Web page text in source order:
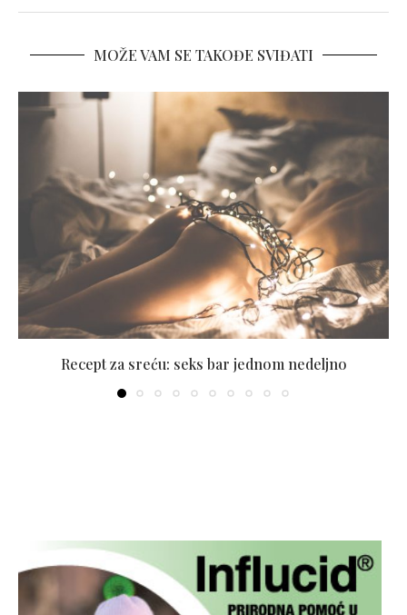
MOŽE VAM SE TAKOĐE SVIĐATI
Recept za sreću: seks bar jednom nedeljno